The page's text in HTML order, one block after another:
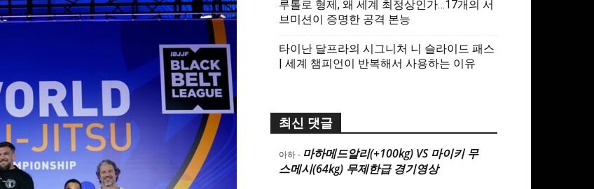
매
거
루톨로 형제, 왜 세계 최정상인가…17개의 서
브미션이 증명한 공격 본능
타이난 달프라의 시그니처 니 슬라이드 패스
| 세계 챔피언이 반복해서 사용하는 이유
최신 댓글
아하- 마하메드알리(+100kg) VS 마이키 무
스메시(64kg) 무제한급 경기영상